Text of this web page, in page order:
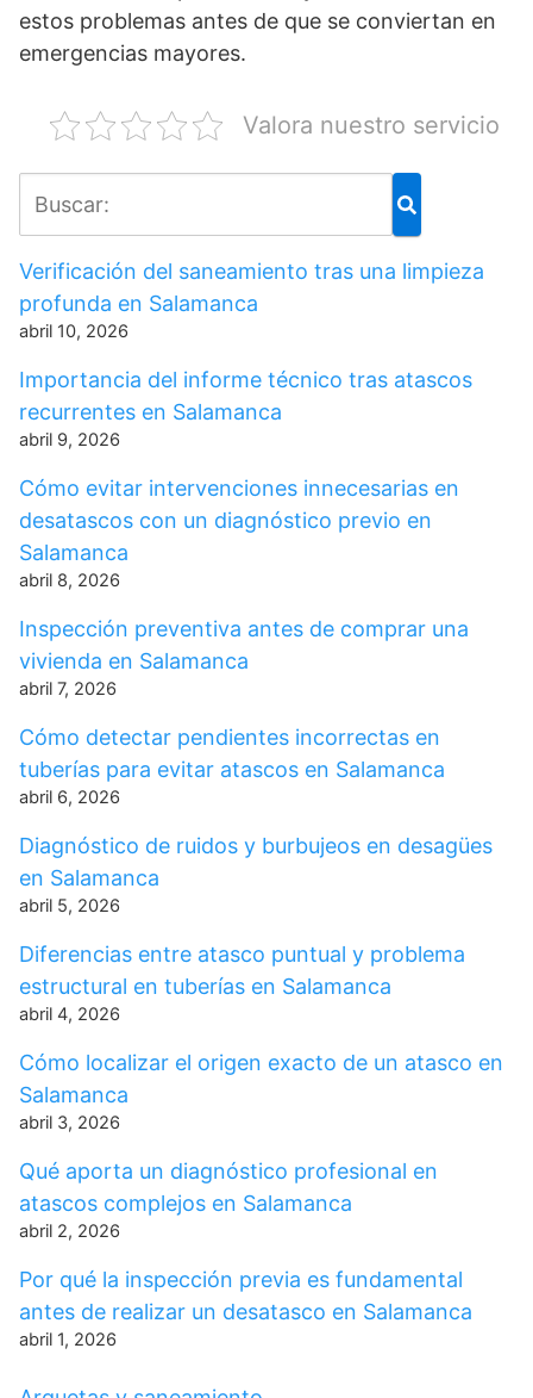
estos problemas antes de que se conviertan en
emergencias mayores.
Valora nuestro servicio
Verificación del saneamiento tras una limpieza
profunda en Salamanca
abril 10, 2026
Importancia del informe técnico tras atascos
recurrentes en Salamanca
abril 9, 2026
Cómo evitar intervenciones innecesarias en
desatascos con un diagnóstico previo en
Salamanca
abril 8, 2026
Inspección preventiva antes de comprar una
vivienda en Salamanca
abril 7, 2026
Cómo detectar pendientes incorrectas en
tuberías para evitar atascos en Salamanca
abril 6, 2026
Diagnóstico de ruidos y burbujeos en desagües
en Salamanca
abril 5, 2026
Diferencias entre atasco puntual y problema
estructural en tuberías en Salamanca
abril 4, 2026
Cómo localizar el origen exacto de un atasco en
Salamanca
abril 3, 2026
Qué aporta un diagnóstico profesional en
atascos complejos en Salamanca
abril 2, 2026
Por qué la inspección previa es fundamental
antes de realizar un desatasco en Salamanca
abril 1, 2026